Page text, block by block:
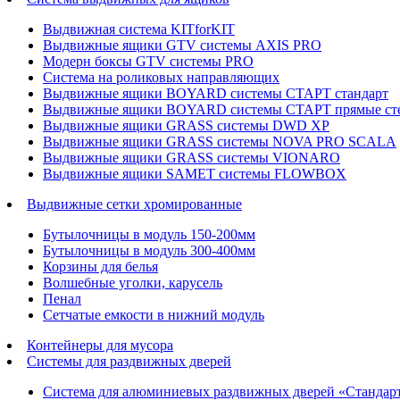
Выдвижная система KITforKIT
Выдвижные ящики GTV системы AXIS PRO
Модерн боксы GTV системы PRO
Система на роликовых направляющих
Выдвижные ящики BOYARD системы СТАРТ стандарт
Выдвижные ящики BOYARD системы СТАРТ прямые
Выдвижные ящики GRASS системы DWD XP
Выдвижные ящики GRASS системы NOVA PRO SCALA
Выдвижные ящики GRASS системы VIONARO
Выдвижные ящики SAMET системы FLOWBOX
Выдвижные сетки хромированные
Бутылочницы в модуль 150-200мм
Бутылочницы в модуль 300-400мм
Корзины для белья
Волшебные уголки, карусель
Пенал
Cетчатые емкости в нижний модуль
Контейнеры для мусора
Системы для раздвижных дверей
Система для алюминиевых раздвижных дверей